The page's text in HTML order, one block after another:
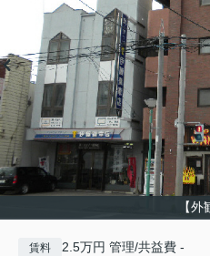
【外
賃料 2.5万円 管理/共益費 -